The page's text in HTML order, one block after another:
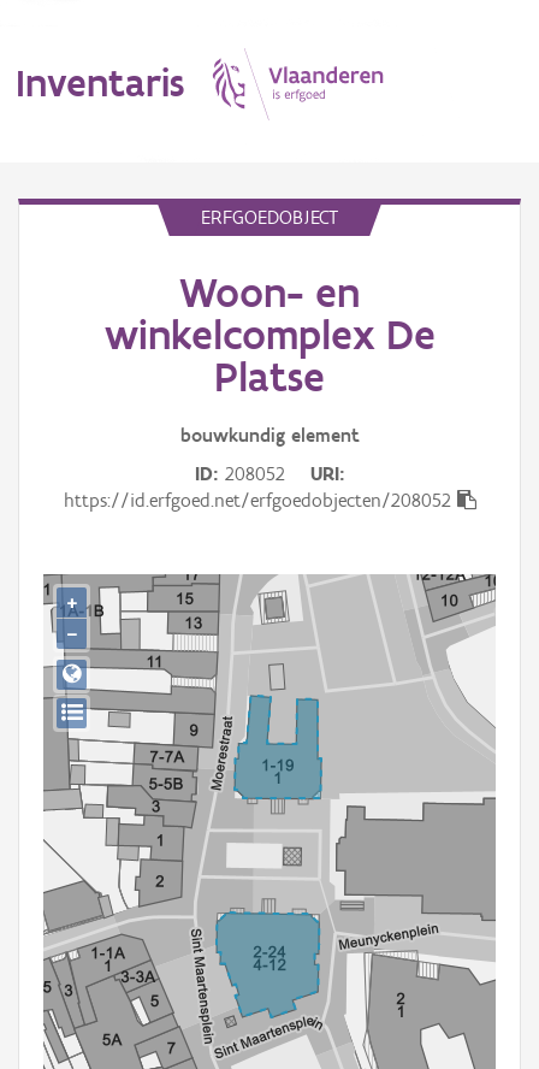
Inventaris
Aanduidingsobject
Gebeurtenis
Downloads
Hergebruik
Aanmelden
ERFGOEDOBJECT
Woon- en
winkelcomplex De
Platse
bouwkundig element
ID 208052
URI
https://id.erfgoed.net/erfgoedobjecten/208052
+
−